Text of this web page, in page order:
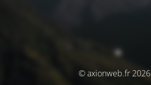
© axionweb.fr 2026